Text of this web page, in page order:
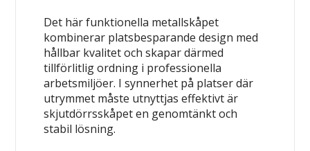
Det här funktionella metallskåpet
kombinerar platsbesparande design med
hållbar kvalitet och skapar därmed
tillförlitlig ordning i professionella
arbetsmiljöer. I synnerhet på platser där
utrymmet måste utnyttjas effektivt är
skjutdörrsskåpet en genomtänkt och
stabil lösning.